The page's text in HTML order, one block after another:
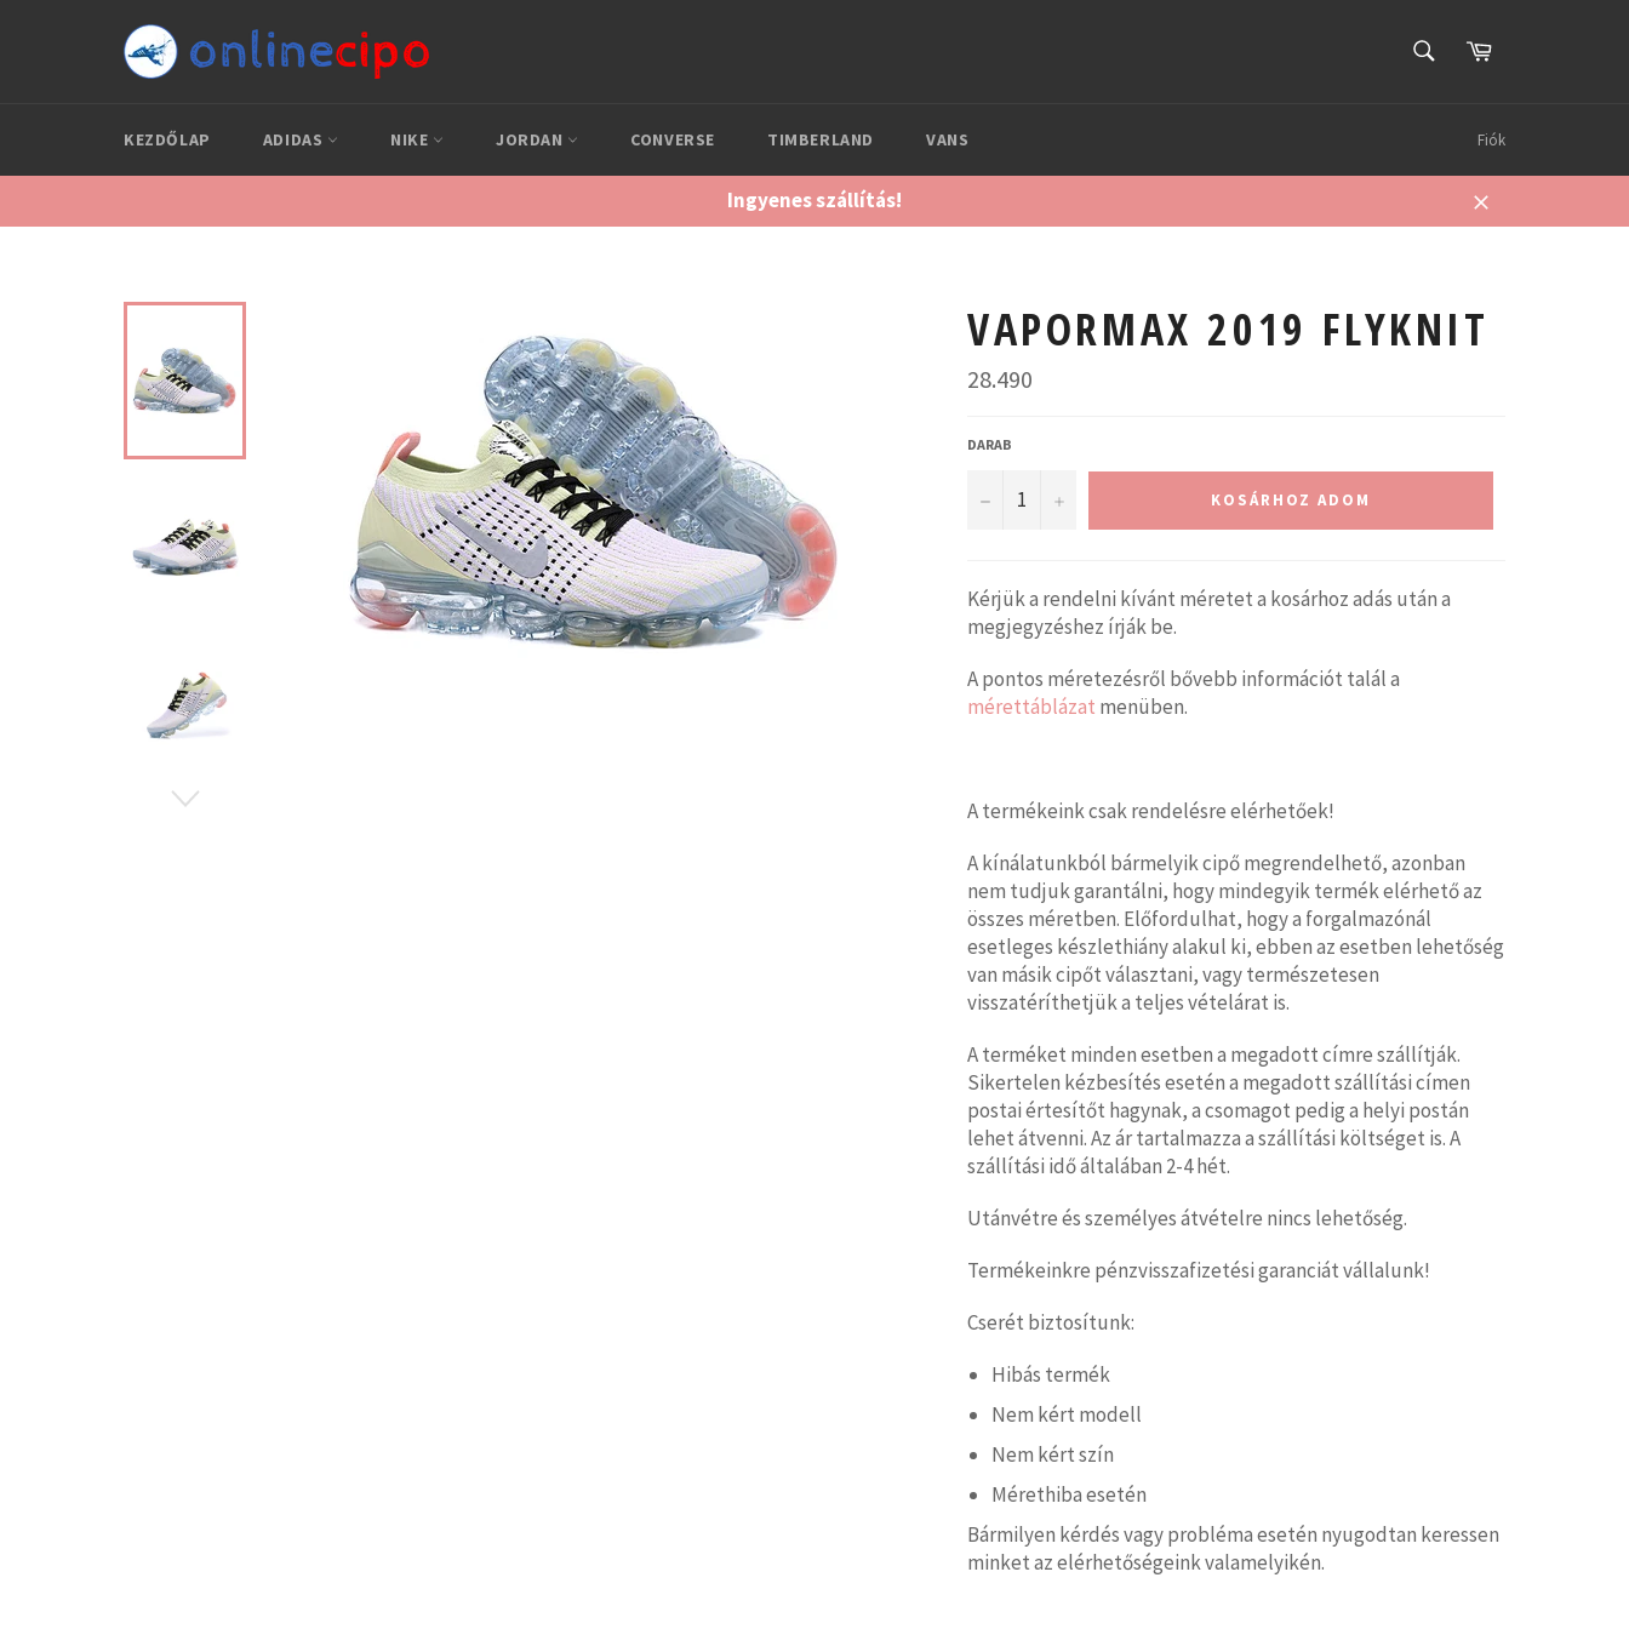
KERESÉSKosár
KEZDŐLAP ADIDAS NIKE JORDAN CONVERSE TIMBERLAND VANS Fiók
Ingyenes szállítás!
Bezárás
VAPORMAX 2019 FLYKNIT
Normál
ár
28.490
DARAB
− + KOSÁRHOZ ADOM
Kérjük a rendelni kívánt méretet a kosárhoz adás után a
megjegyzéshez írják be.
A pontos méretezésről bővebb információt talál a
mérettáblázat menüben.
A termékeink csak rendelésre elérhetőek!
A kínálatunkból bármelyik cipő megrendelhető, azonban
nem tudjuk garantálni, hogy mindegyik termék elérhető az
összes méretben. Előfordulhat, hogy a forgalmazónál
esetleges készlethiány alakul ki, ebben az esetben lehetőség
van másik cipőt választani, vagy természetesen
visszatéríthetjük a teljes vételárat is.
A terméket minden esetben a megadott címre szállítják.
Sikertelen kézbesítés esetén a megadott szállítási címen
postai értesítőt hagynak, a csomagot pedig a helyi postán
lehet átvenni. Az ár tartalmazza a szállítási költséget is. A
szállítási idő általában 2-4 hét.
Utánvétre és személyes átvételre nincs lehetőség.
Termékeinkre pénzvisszafizetési garanciát vállalunk!
Cserét biztosítunk:
Hibás termék
Nem kért modell
Nem kért szín
Mérethiba esetén
Bármilyen kérdés vagy probléma esetén nyugodtan keressen
minket az elérhetőségeink valamelyikén.